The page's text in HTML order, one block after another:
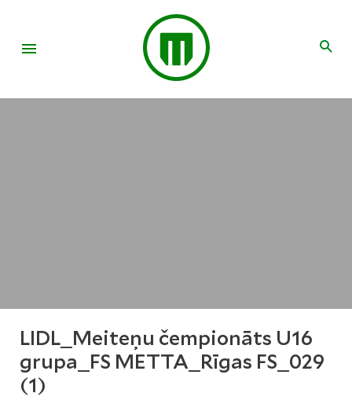
LIDL_Meiteņu čempionāts U16
grupa_FS METTA_Rīgas FS_029
(1)